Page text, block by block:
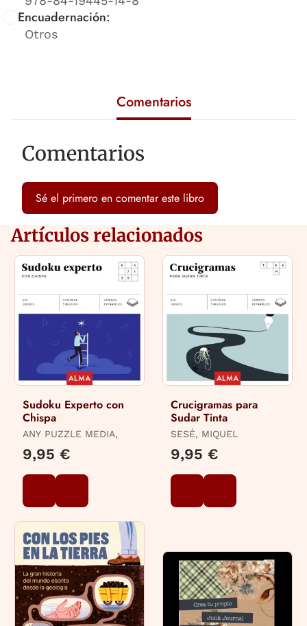
Encuadernación:
Otros
Comentarios
Comentarios
Sé el primero en comentar este libro
Artículos relacionados
Sudoku Experto con
Chispa
ANY PUZZLE MEDIA,
9,95 €
Crucigramas para
Sudar Tinta
SESÉ, MIQUEL
9,95 €